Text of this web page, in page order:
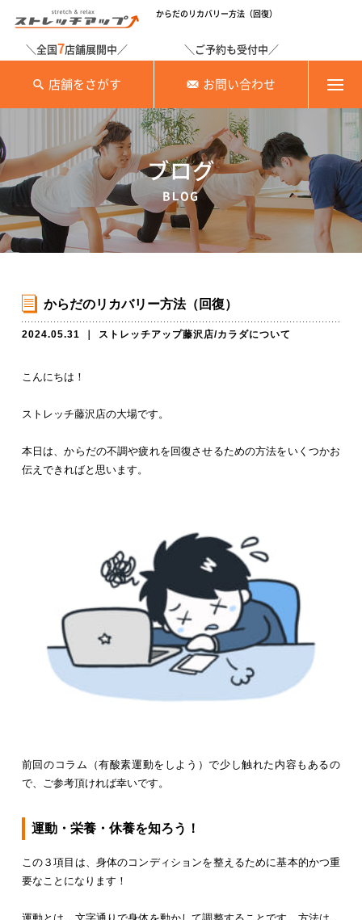
からだのリカバリー方法（回復）
＼全国7店舗展開中／
店舗をさがす
＼ご予約も受付中／
お問い合わせ
ブログ
BLOG
からだのリカバリー方法（回復）
2024.05.31 ストレッチアップ藤沢店/カラダについて
こんにちは！
ストレッチ藤沢店の大場です。
本日は、からだの不調や疲れを回復させるための方法をいくつかお
伝えできればと思います。
前回のコラム（有酸素運動をしよう）で少し触れた内容もあるの
で、ご参考頂ければ幸いです。
運動・栄養・休養を知ろう！
この３項目は、身体のコンディションを整えるために基本的かつ重
要なことになります！